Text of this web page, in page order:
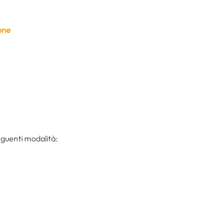
modalità: